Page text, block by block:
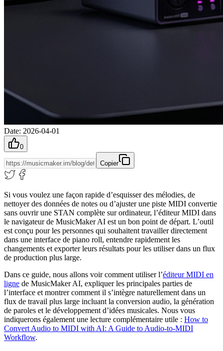
Date: 2026-04-01
0
Copier
Si vous voulez une façon rapide d’esquisser des mélodies, de
nettoyer des données de notes ou d’ajuster une piste MIDI convertie
sans ouvrir une STAN complète sur ordinateur, l’éditeur MIDI dans
le navigateur de MusicMaker AI est un bon point de départ. L’outil
est conçu pour les personnes qui souhaitent travailler directement
dans une interface de piano roll, entendre rapidement les
changements et exporter leurs résultats pour les utiliser dans un flux
de production plus large.
Dans ce guide, nous allons voir comment utiliser l’éditeur MIDI en
ligne de MusicMaker AI, expliquer les principales parties de
l’interface et montrer comment il s’intègre naturellement dans un
flux de travail plus large incluant la conversion audio, la génération
de paroles et le développement d’idées musicales. Nous vous
indiquerons également une lecture complémentaire utile : How to
Convert Audio to MIDI with AI: A Guide to Audio-to-MIDI
Workflow.